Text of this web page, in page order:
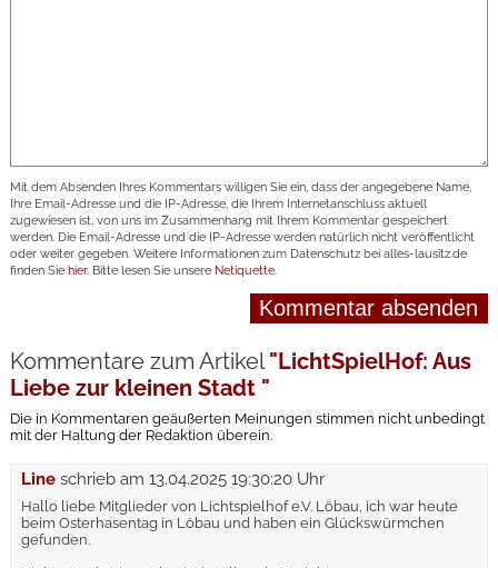
Mit dem Absenden Ihres Kommentars willigen Sie ein, dass der angegebene Name,
Ihre Email-Adresse und die IP-Adresse, die Ihrem Internetanschluss aktuell
zugewiesen ist, von uns im Zusammenhang mit Ihrem Kommentar gespeichert
werden. Die Email-Adresse und die IP-Adresse werden natürlich nicht veröffentlicht
oder weiter gegeben. Weitere Informationen zum Datenschutz bei alles-lausitz.de
finden Sie hier. Bitte lesen Sie unsere Netiquette.
Kommentare zum Artikel"LichtSpielHof: Aus
Liebe zur kleinen Stadt "
Die in Kommentaren geäußerten Meinungen stimmen nicht unbedingt
mit der Haltung der Redaktion überein.
Line schrieb am 13.04.2025 19:30:20 Uhr
Hallo liebe Mitglieder von Lichtspielhof e.V. Löbau, ich war heute
beim Osterhasentag in Löbau und haben ein Glückswürmchen
gefunden.